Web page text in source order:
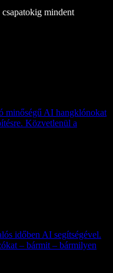
mindent
minőségű AI hangklónokat
Közvetlenül a
időben AI segítségével.
– bármit – bármilyen